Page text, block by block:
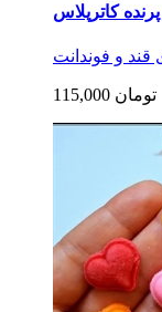
کاترپلاس
قند و فوندانت
115,000 تومان